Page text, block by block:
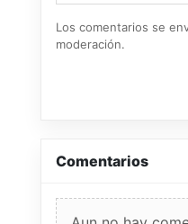
Los comentarios se
moderación.
Comentarios